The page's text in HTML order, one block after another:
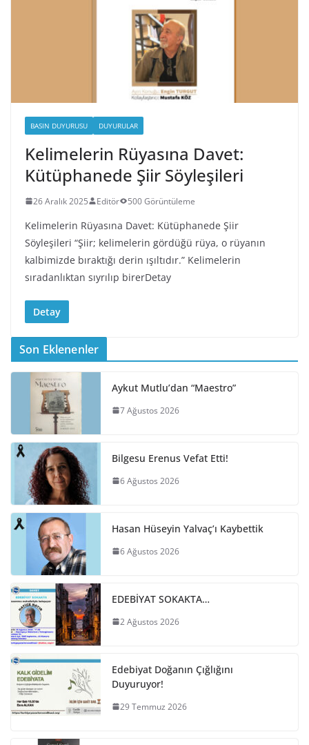
BASIN DUYURUSU DUYURULAR
Kelimelerin Rüyasına Davet:
Kütüphanede Şiir Söyleşileri
26 Aralık 2025 Editör 500 Görüntüleme
Kelimelerin Rüyasına Davet: Kütüphanede Şiir
Söyleşileri “Şiir; kelimelerin gördüğü rüya, o rüyanın
kalbimizde bıraktığı derin ışıltıdır.” Kelimelerin
sıradanlıktan sıyrılıp birerDetay
Detay
Son Eklenenler
Aykut Mutlu’dan “Maestro”
7 Ağustos 2026
Bilgesu Erenus Vefat Etti!
6 Ağustos 2026
Hasan Hüseyin Yalvaç’ı Kaybettik
6 Ağustos 2026
EDEBİYAT SOKAKTA…
2 Ağustos 2026
Edebiyat Doğanın Çığlığını
Duyuruyor!
29 Temmuz 2026